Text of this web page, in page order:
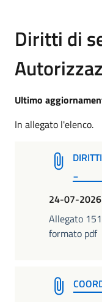
Diritti di
Ultimo
In allegato l'elenco.
24-07-2026
Allegato
formato pdf